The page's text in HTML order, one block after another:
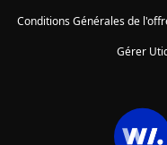
Conditions Générales de
Gérer